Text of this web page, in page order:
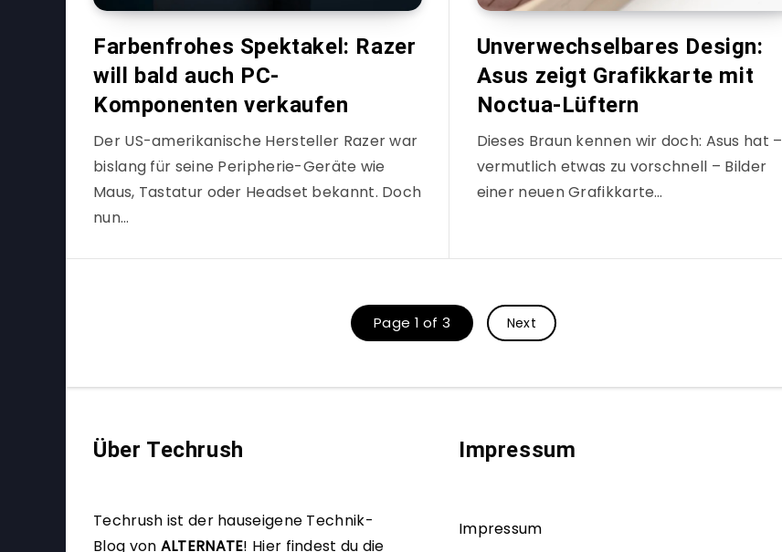
Farbenfrohes Spektakel: Razer
will bald auch PC-
Komponenten verkaufen
Der US-amerikanische Hersteller Razer war
bislang für seine Peripherie-Geräte wie
Maus, Tastatur oder Headset bekannt. Doch
nun…
Unverwechselbares Design:
Asus zeigt Grafikkarte mit
Noctua-Lüftern
Dieses Braun kennen wir doch: Asus hat –
vermutlich etwas zu vorschnell – Bilder
einer neuen Grafikkarte…
Page 1 of 3 Next
Über Techrush
Techrush ist der hauseigene Technik-
Blog von ALTERNATE! Hier findest du die
Impressum
Impressum